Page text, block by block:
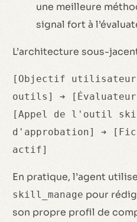
une meilleure
signal fort à
L’architecture sous-
[Objectif utilisateur]
outils] ➔
[Appel de l'outil
d'approbation] ➔
actif]
En pratique, l’agent
skill_manage pour
son propre profil de